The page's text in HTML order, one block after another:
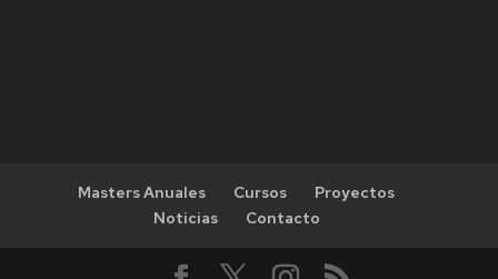
Masters Anuales Cursos
Proyectos
Noticias
Contacto